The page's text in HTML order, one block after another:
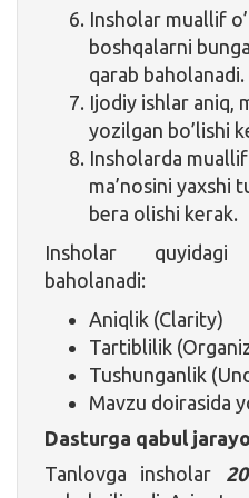
Insholar muallif
boshqalarni
qarab baholanadi.
Ijodiy ishlar aniq,
yozilgan bo’lishi
Insholarda
ma’nosini yaxshi
bera olishi kerak.
Insholar
baholanadi:
Aniqlik (Clarity)
Tartiblilik
Tushunganlik
Mavzu doirasida
Dasturga qabul
Tanlovga insholar